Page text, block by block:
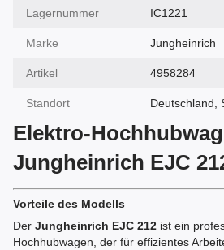
Lagernummer IC1221
Marke Jungheinrich
Artikel 4958284
Standort Deutschland,
Elektro-
Jungheinrich EJC
Vorteile des Modells
Der Jungheinrich EJC 212 ist ein
Hochhubwagen, der für effizientes